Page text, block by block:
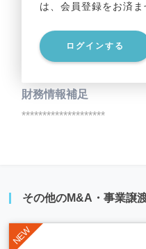
は、会員登録をお済ま
ログインする
事業資産
事業負債
財務情報補足
********************
その他のM&A・事業譲